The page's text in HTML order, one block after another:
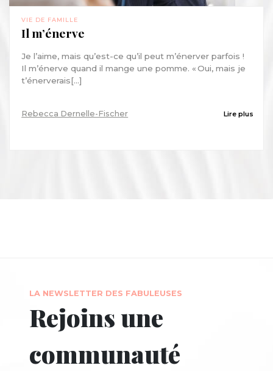
VIE DE FAMILLE
Il m’énerve
Je l’aime, mais qu’est-ce qu’il peut m’énerver parfois !
Il m’énerve quand il mange une pomme. « Oui, mais je
t’énerverais[...]
Rebecca Dernelle-Fischer Lire plus
LA NEWSLETTER DES FABULEUSES
Rejoins une
communauté